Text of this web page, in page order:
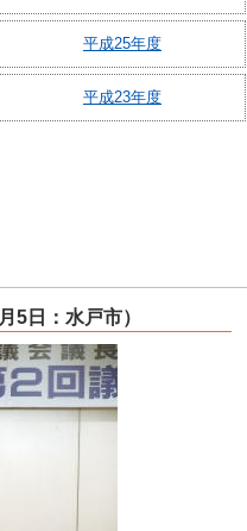
平成25年度
平成23年度
5日：水戸市）